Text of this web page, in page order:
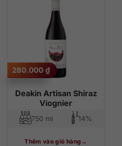
Deakin Artisan Shiraz
Viognier
280.000 ₫
750 ml 14%
Thêm vào giỏ hàng